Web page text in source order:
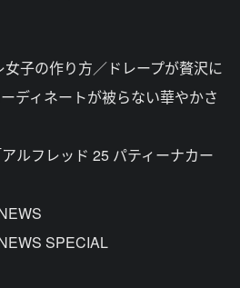
子の作り方／ドレープが贅沢に
ディネートが被らない華やかさ
ルフレッド 25 パティーナカー
SPECIAL